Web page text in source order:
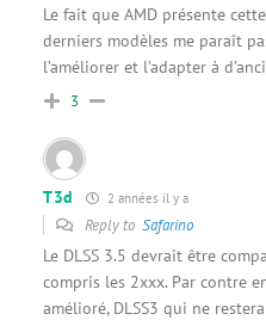
Le fait que AMD présente
derniers modèles me paraît
l’améliorer et l’adapter à
3
T3d 2 années il y a
Reply to Safarino
Le DLSS 3.5 devrait être
compris les 2xxx. Par contre
amélioré, DLSS3 qui ne